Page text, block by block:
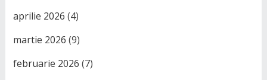
aprilie 2026 (4)
martie 2026 (9)
februarie 2026 (7)